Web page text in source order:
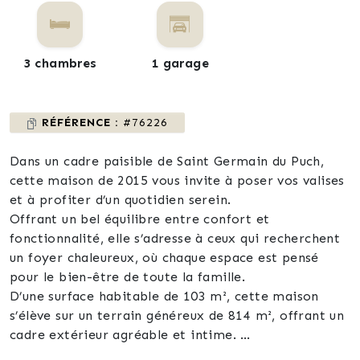
3 chambres 1 garage
RÉFÉRENCE : #76226
Dans un cadre paisible de Saint Germain du Puch,
cette maison de 2015 vous invite à poser vos valises
et à profiter d’un quotidien serein.
Offrant un bel équilibre entre confort et
fonctionnalité, elle s’adresse à ceux qui recherchent
un foyer chaleureux, où chaque espace est pensé
pour le bien-être de toute la famille.
D’une surface habitable de 103 m², cette maison
s’élève sur un terrain généreux de 814 m², offrant un
cadre extérieur agréable et intime.